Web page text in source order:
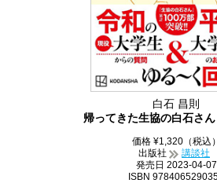
白石 昌則
帰ってきた生協の白石さん
価格 ¥1,320（税込）
出版社
講談社
発売日 2023-04-07
ISBN